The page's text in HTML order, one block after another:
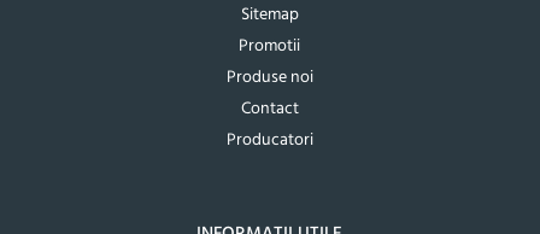
Sitemap
Promotii
Produse noi
Contact
Producatori